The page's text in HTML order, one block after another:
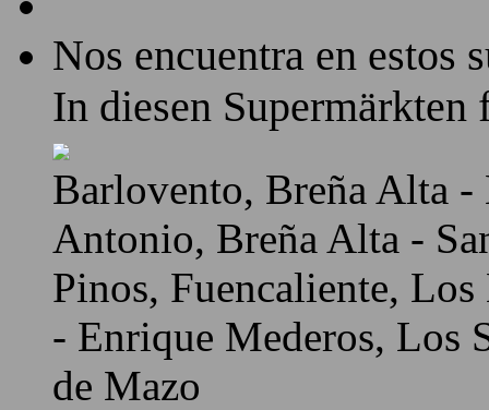
Nos encuentra en estos
In diesen Supermärkten
Barlovento, Breña Alta
Antonio, Breña Alta -
Pinos, Fuencaliente,
- Enrique Mederos, Los
de Mazo